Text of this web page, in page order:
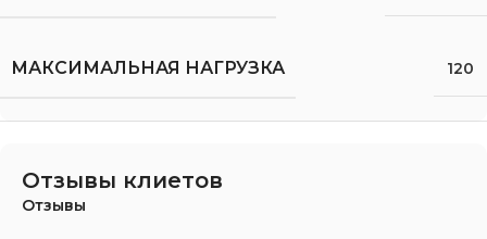
МАКСИМАЛЬНАЯ НАГРУЗКА 120
Отзывы клиетов
Отзывы